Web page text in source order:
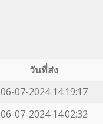
วันที่ส่ง
06-07-2024 14:19:17
06-07-2024 14:02:32